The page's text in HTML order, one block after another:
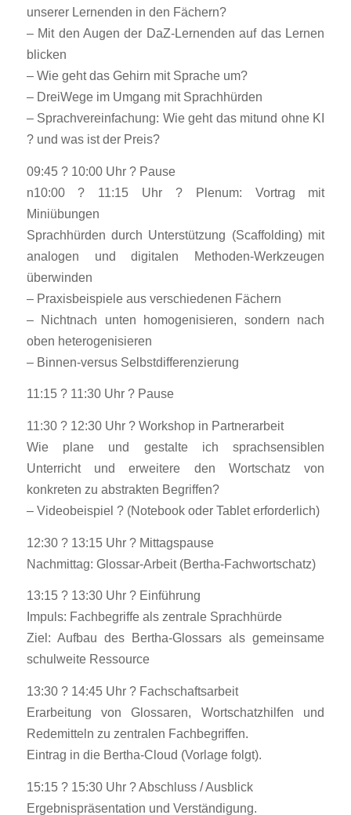
unserer Lernenden in den Fächern?
– Mit den Augen der DaZ-Lernenden auf das Lernen
blicken
– Wie geht das Gehirn mit Sprache um?
– DreiWege im Umgang mit Sprachhürden
– Sprachvereinfachung: Wie geht das mitund ohne KI
? und was ist der Preis?
09:45 ? 10:00 Uhr ? Pause
n10:00 ? 11:15 Uhr ? Plenum: Vortrag mit
Miniübungen
Sprachhürden durch Unterstützung (Scaffolding) mit
analogen und digitalen Methoden-Werkzeugen
überwinden
– Praxisbeispiele aus verschiedenen Fächern
– Nichtnach unten homogenisieren, sondern nach
oben heterogenisieren
– Binnen-versus Selbstdifferenzierung
11:15 ? 11:30 Uhr ? Pause
11:30 ? 12:30 Uhr ? Workshop in Partnerarbeit
Wie plane und gestalte ich sprachsensiblen
Unterricht und erweitere den Wortschatz von
konkreten zu abstrakten Begriffen?
– Videobeispiel ? (Notebook oder Tablet erforderlich)
12:30 ? 13:15 Uhr ? Mittagspause
Nachmittag: Glossar-Arbeit (Bertha-Fachwortschatz)
13:15 ? 13:30 Uhr ? Einführung
Impuls: Fachbegriffe als zentrale Sprachhürde
Ziel: Aufbau des Bertha-Glossars als gemeinsame
schulweite Ressource
13:30 ? 14:45 Uhr ? Fachschaftsarbeit
Erarbeitung von Glossaren, Wortschatzhilfen und
Redemitteln zu zentralen Fachbegriffen.
Eintrag in die Bertha-Cloud (Vorlage folgt).
15:15 ? 15:30 Uhr ? Abschluss / Ausblick
Ergebnispräsentation und Verständigung.